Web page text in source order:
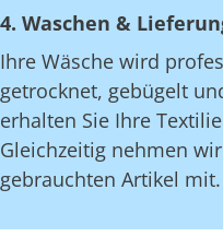
4. Waschen &
Ihre Wäsche wird
getrocknet, gebügelt
erhalten Sie Ihre
Gleichzeitig nehmen
gebrauchten Artikel mit.